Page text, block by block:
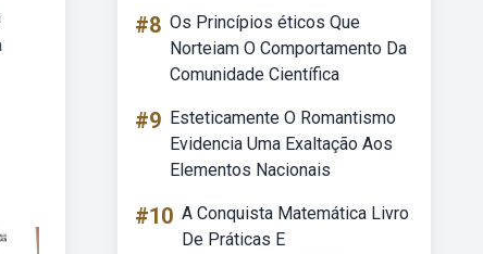
#8 Os Princípios éticos Que
Norteiam O Comportamento Da
Comunidade Científica
#9 Esteticamente O Romantismo
Evidencia Uma Exaltação Aos
Elementos Nacionais
#10 A Conquista Matemática Livro
De Práticas E